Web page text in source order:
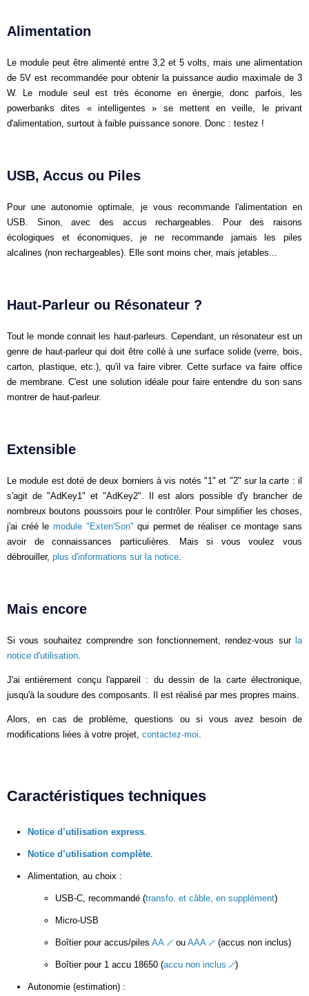
Alimentation
Le module peut être alimenté entre 3,2 et 5 volts, mais une alimentation
de 5V est recommandée pour obtenir la puissance audio maximale de 3
W. Le module seul est très économe en énergie, donc parfois, les
powerbanks dites « intelligentes » se mettent en veille, le privant
d'alimentation, surtout à faible puissance sonore. Donc : testez !
USB, Accus ou Piles
Pour une autonomie optimale, je vous recommande l'alimentation en
USB. Sinon, avec des accus rechargeables. Pour des raisons
écologiques et économiques, je ne recommande jamais les piles
alcalines (non rechargeables). Elle sont moins cher, mais jetables...
Haut-Parleur ou Résonateur ?
Tout le monde connait les haut-parleurs. Cependant, un résonateur est un
genre de haut-parleur qui doit être collé à une surface solide (verre, bois,
carton, plastique, etc.), qu'il va faire vibrer. Cette surface va faire office
de membrane. C'est une solution idéale pour faire entendre du son sans
montrer de haut-parleur.
Extensible
Le module est doté de deux borniers à vis notés "1" et "2" sur la carte : il
s'agit de "AdKey1" et "AdKey2". Il est alors possible d'y brancher de
nombreux boutons poussoirs pour le contrôler. Pour simplifier les choses,
j'ai créé le module "Exten'Son" qui permet de réaliser ce montage sans
avoir de connaissances particulières. Mais si vous voulez vous
débrouiller, plus d'informations sur la notice
Mais encore
Si vous souhaitez comprendre son fonctionnement, rendez-vous sur la
notice d'utilisation
J'ai entièrement conçu l'appareil : du dessin de la carte électronique,
jusqu'à la soudure des composants. Il est réalisé par mes propres mains.
Alors, en cas de problème, questions ou si vous avez besoin de
modifications liées à votre projet, contactez-moi
Caractéristiques techniques
Notice d’utilisation express
Notice d’utilisation complète
Alimentation, au choix :
USB-C, recommandé (transfo. et câble, en supplément)
Micro-USB
Boîtier pour accus/piles AA ou AAA (accus non inclus)
Boîtier pour 1 accu 18650 (accu non inclus )
Autonomie (estimation) :